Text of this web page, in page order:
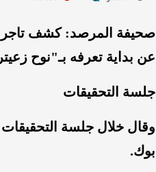
صحيفة المرصد: كشف تاجر
عن بداية تعرفه بـ"نوح
جلسة التحقيقات
وقال خلال جلسة
بوك.